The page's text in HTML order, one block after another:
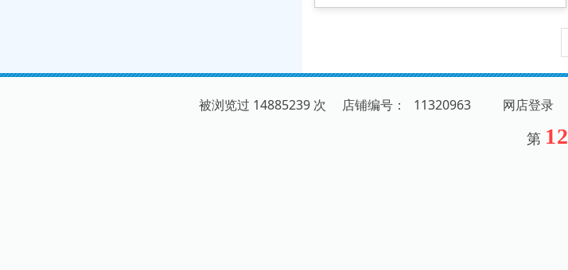
被浏览过 14885239 次 店铺编号： 11320963 网店登录
第 12